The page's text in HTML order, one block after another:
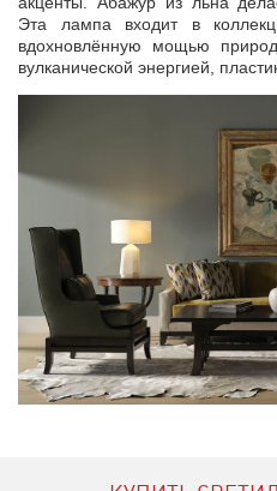
Эта лампа входит в
вдохновлённую мощью
вулканической энергией,